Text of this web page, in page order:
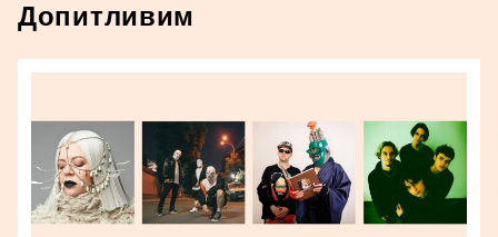
Допитливим